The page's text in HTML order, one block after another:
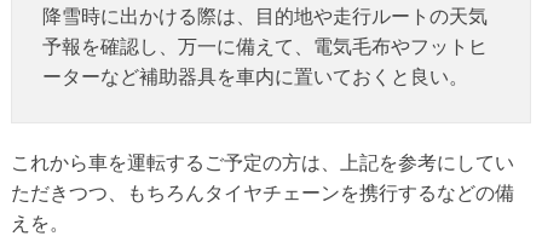
降雪時に出かける際は、目的地や走行ルートの天気
予報を確認し、万一に備えて、電気毛布やフットヒ
ーターなど補助器具を車内に置いておくと良い。
これから車を運転するご予定の方は、上記を参考にしてい
ただきつつ、もちろんタイヤチェーンを携行するなどの備
えを。